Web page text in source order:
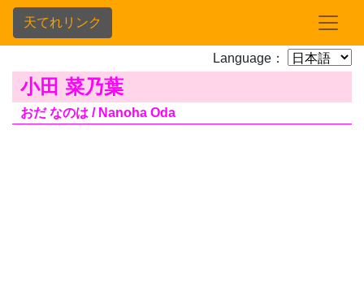
天てれリンク
Language：
小田 菜乃葉
おだ なのは / Nanoha Oda